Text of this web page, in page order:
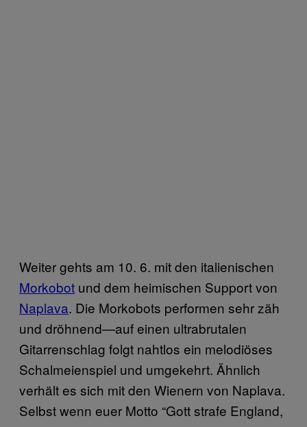
Weiter gehts am 10. 6. mit den italienischen
Morkobot und dem heimischen Support von
Naplava. Die Morkobots performen sehr zäh
und dröhnend—auf einen ultrabrutalen
Gitarrenschlag folgt nahtlos ein melodiöses
Schalmeienspiel und umgekehrt. Ähnlich
verhält es sich mit den Wienern von Naplava.
Selbst wenn euer Motto “Gott strafe England,